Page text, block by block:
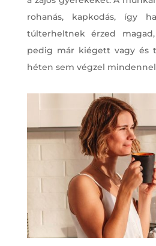
rohanás, kapkodás, így
túlterheltnek érzed
pedig már kiégett vagy és
héten sem végzel